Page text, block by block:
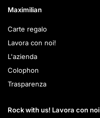
Maximilian
Carte regalo
Lavora con noi!
L'azienda
Colophon
Trasparenza
Rock with us! Lavora con noi​